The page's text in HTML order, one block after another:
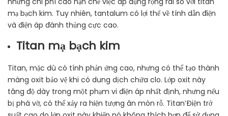
mạ bạch kim. Tuy nhiên, tantalum có lợi thế về tính dẫn điện
và điện áp đánh thủng cực cao.
Titan mạ bạch kim
Titan, mặc dù có tính phản ứng cao, nhưng có thể tạo thành
màng oxit bảo vệ khi có dung dịch chứa clo. Lớp oxit này
tăng độ dày trong một phạm vi điện áp nhất định, nhưng nếu
bị phá vỡ, có thể xảy ra hiện tượng ăn mòn rỗ. Titan’Điện trở